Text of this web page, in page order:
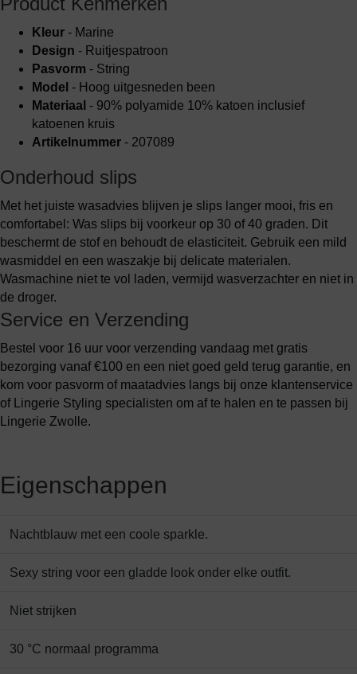
Kleur - Marine
Design - Ruitjespatroon
Pasvorm - String
Model - Hoog uitgesneden been
Materiaal - 90% polyamide 10% katoen inclusief
katoenen kruis
Artikelnummer - 207089
Onderhoud slips
Met het juiste wasadvies blijven je slips langer mooi, fris en
comfortabel: Was slips bij voorkeur op 30 of 40 graden. Dit
beschermt de stof en behoudt de elasticiteit. Gebruik een mild
wasmiddel en een waszakje bij delicate materialen.
Wasmachine niet te vol laden, vermijd wasverzachter en niet in
de droger.
Service en Verzending
Bestel voor 16 uur voor verzending vandaag met gratis
bezorging vanaf €100 en een niet goed geld terug garantie, en
kom voor pasvorm of maatadvies langs bij onze klantenservice
of Lingerie Styling specialisten om af te halen en te passen bij
Lingerie Zwolle.
Eigenschappen
Nachtblauw met een coole sparkle.
Sexy string voor een gladde look onder elke outfit.
Niet strijken
30 °C normaal programma